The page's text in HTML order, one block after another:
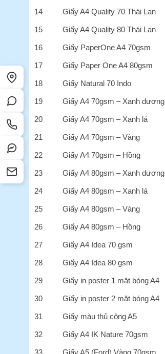
14 Giấy A4 Quality 70 Thái Lan
15 Giấy A4 Quality 80 Thái Lan
16 Giấy PaperOne A4 70gsm
17 Giấy Paper One A4 80gsm
18 Giấy Natural 70 Indo
19 Giấy A4 70gsm – Xanh dương
20 Giấy A4 70gsm – Xanh lá
21 Giấy A4 70gsm – Vàng
22 Giấy A4 70gsm – Hồng
23 Giấy A4 80gsm – Xanh dương
24 Giấy A4 80gsm – Xanh lá
25 Giấy A4 80gsm – Vàng
26 Giấy A4 80gsm – Hồng
27 Giấy A4 Idea 70 gsm
28 Giấy A4 Idea 80 gsm
29 Giấy in poster 1 mặt bóng A4
30 Giấy in poster 2 mặt bóng A4
31 Giấy màu thủ công A5
32 Giấy A4 IK Nature 70gsm
33 Giấy A5 (Ford) Vàng 70gsm